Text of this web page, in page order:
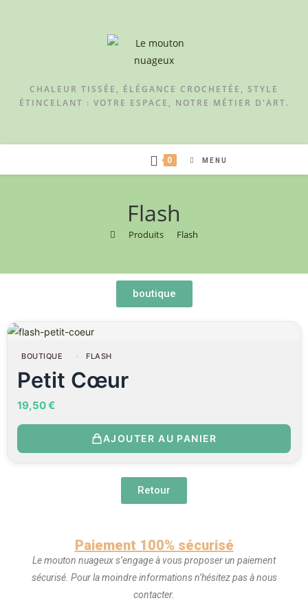
CHALEUR TISSÉE, ÉLÉGANCE CROCHETÉE, STYLE
ÉTINCELANT : VOTRE ESPACE, NOTRE MÉTIER D'ART.
0 MENU
Flash
> Produits > Flash
boutique
BOUTIQUE FLASH
Petit Cœur
19,50€
AJOUTER AU PANIER
Retour
Paiement 100% sécurisé
Le mouton nuageux s’engage à vous proposer un paiement
sécurisé. Pour la moindre informations n’hésitez pas à nous
contacter.